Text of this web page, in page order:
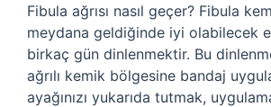
Fibula ağrısı nasıl geçer? Fibula
meydana geldiğinde iyi olabilecek
birkaç gün dinlenmektir. Bu
ağrılı kemik bölgesine bandaj
ayağınızı yukarıda tutmak,